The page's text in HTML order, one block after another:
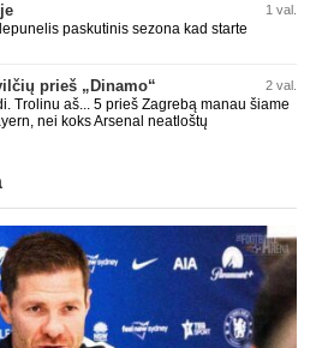
1 val.
paskutinis sezona kad starte
prieš „Dinamo“ 2 val.
Trolinu aš... 5 prieš Zagrebą manau šiame
nei koks Arsenal neatloštų